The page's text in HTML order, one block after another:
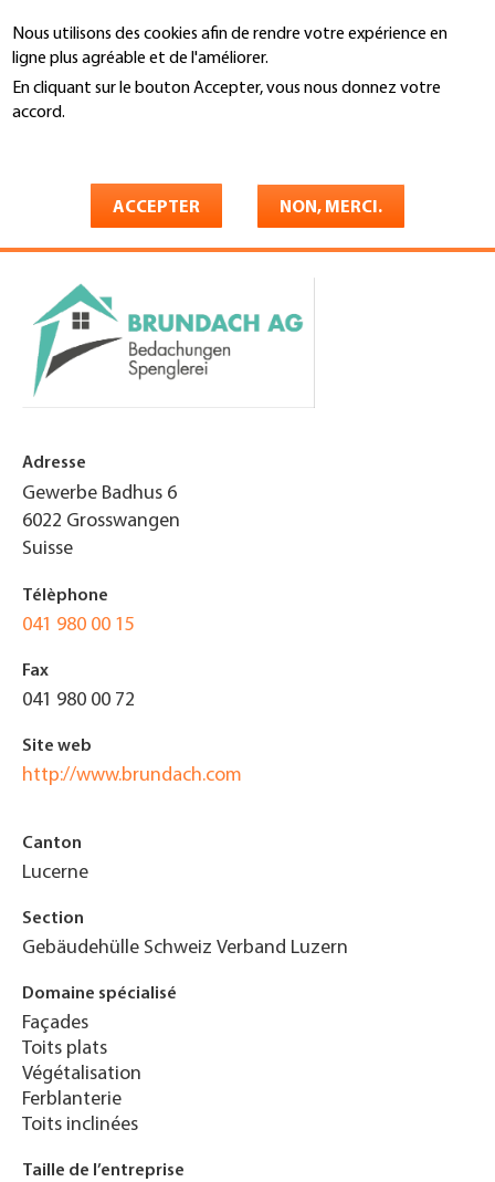
Nous utilisons des cookies afin de rendre votre expérience en
ligne plus agréable et de l'améliorer.
En cliquant sur le bouton Accepter, vous nous donnez votre
accord.
ACCEPTER NON, MERCI.
au
contenu
principal
Recherche
You
Bedachungen/Spenglerei
Adresse
Gewerbe Badhus 6
6022 Grosswangen
Suisse
Télèphone
041 980 00 15
Fax
041 980 00 72
Site web
http://www.brundach.com
Canton
Lucerne
Section
Gebäudehülle Schweiz Verband Luzern
Domaine spécialisé
Façades
Toits plats
Végétalisation
Ferblanterie
Toits inclinées
Taille de l’entreprise